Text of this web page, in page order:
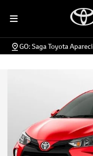
GO: Saga Toyota